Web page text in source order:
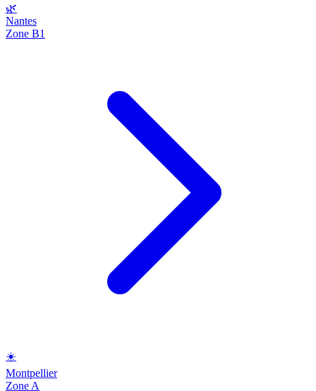
🌿
Nantes
Zone B1
☀️
Montpellier
Zone A